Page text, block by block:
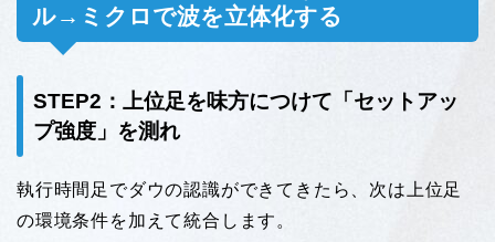
ル→ミクロで波を立体化する
STEP2：上位足を味方につけて「セットアッ
プ強度」を測れ
執行時間足でダウの認識ができてきたら、次は上位足
の環境条件を加えて統合します。